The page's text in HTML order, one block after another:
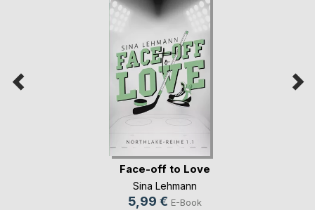
Face-off to Love
Sina Lehmann
5,99 € E-Book